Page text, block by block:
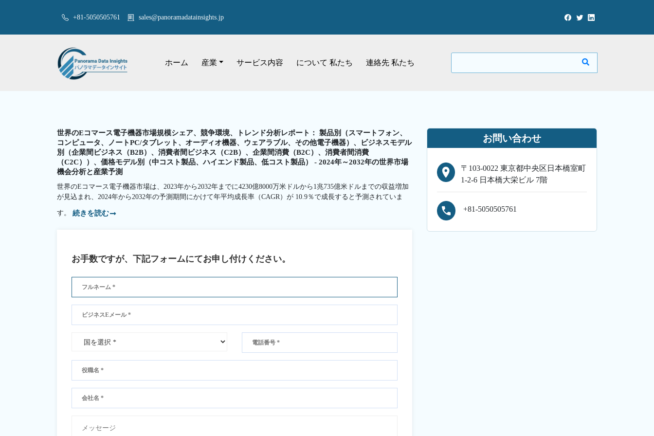
+81-5050505761 sales@panoramadatainsights.jp
ホーム 産業 サービス内容 について 私たち 連絡先 私たち
世界のEコマース電子機器市場規模シェア、競争環境、トレンド分析レポート： 製品別（スマートフォン、
コンピュータ、ノートPC/タブレット、オーディオ機器、ウェアラブル、その他電子機器）、ビジネスモデル
別（企業間ビジネス（B2B）、消費者間ビジネス（C2B）、企業間消費（B2C）、消費者間消費
（C2C））、価格モデル別（中コスト製品、ハイエンド製品、低コスト製品） - 2024年～2032年の世界市場
機会分析と産業予測
世界のEコマース電子機器市場は、2023年から2032年までに4230億8000万米ドルから1兆735億米ドルまでの収益増加
が見込まれ、2024年から2032年の予測期間にかけて年平均成長率（CAGR）が 10.9％で成長すると予測されていま
す。 続きを読む
お手数ですが、下記フォームにてお申し付けください。
お問い合わせ
〒103-0022 東京都中央区日本橋室町
1-2-6 日本橋大栄ビル 7階
+81-5050505761